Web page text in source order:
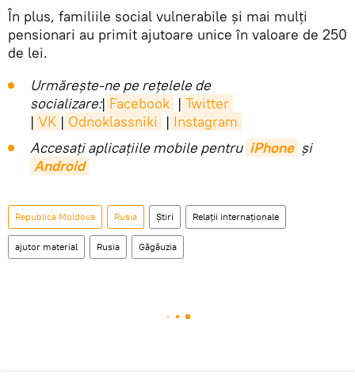
În plus, familiile social vulnerabile și mai mulți
pensionari au primit ajutoare unice în valoare de 250
de lei.
Urmărește-ne pe rețelele de
socializare:| Facebook | Twitter
| VK | Odnoklassniki | Instagram
Accesaţi aplicaţiile mobile pentru iPhone și
Android
Republica Moldova Rusia Știri Relații internaționale
ajutor material Rusia Găgăuzia